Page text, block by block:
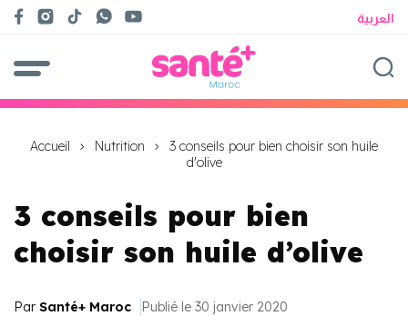
العربية
Accueil Nutrition
3 conseils pour bien choisir son huile
d'olive
3 conseils pour bien
choisir son huile d’olive
Par Santé+ Maroc Publié le 30 janvier 2020